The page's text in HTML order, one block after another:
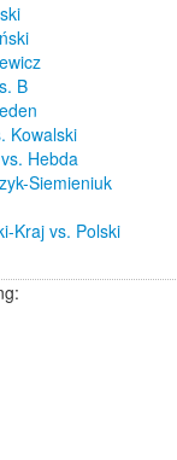
B
Kowalski
Hebda
Siemieniuk
Kraj vs. Polski